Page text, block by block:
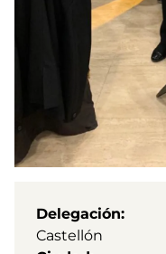
Delegación
Castellón